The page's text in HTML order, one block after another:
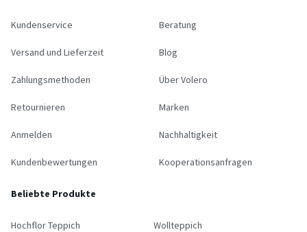
Kundenservice
Versand und Lieferzeit
Zahlungsmethoden
Retournieren
Anmelden
Kundenbewertungen
Beratung
Blog
Über Volero
Marken
Nachhaltigkeit
Kooperationsanfragen
Beliebte Produkte
Hochflor Teppich Wollteppich